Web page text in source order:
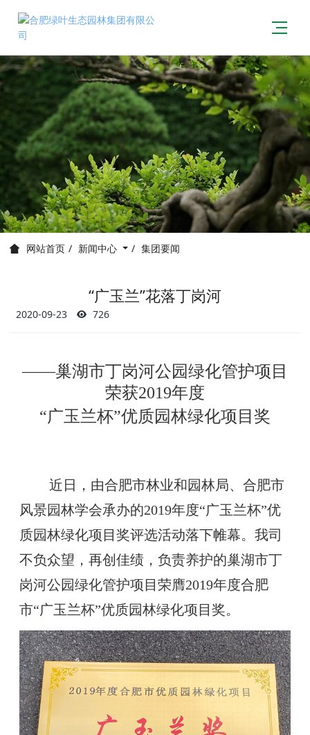
网站首页 新闻中心 集团要闻
“广玉兰”花落丁岗河
2020-09-23 726
——巢湖市丁岗河公园绿化管护项目
荣获2019年度
“广玉兰杯”优质园林绿化项目奖
近日，由合肥市林业和园林局、合肥市
风景园林学会承办的2019年度“广玉兰杯”优
质园林绿化项目奖评选活动落下帷幕。我司
不负众望，再创佳绩，负责养护的巢湖市丁
岗河公园绿化管护项目荣膺2019年度合肥
市“广玉兰杯”优质园林绿化项目奖。